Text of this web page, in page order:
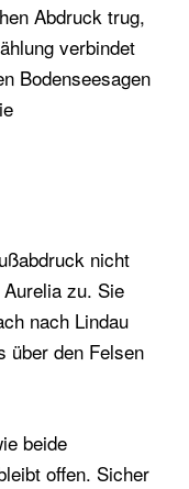
Abdruck trug,
verbindet
Bodenseesagen
nicht
zu. Sie
nach Lindau
über den Felsen
beide
offen. Sicher